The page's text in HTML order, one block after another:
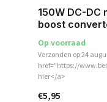
150W DC-DC
boost
Op voorraad
Verzonden op 24
href="https://
hier</a>
€5,95